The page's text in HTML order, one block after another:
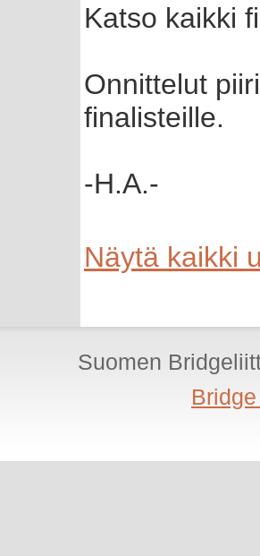
Katso kaikki
Onnittelut
finalisteille.
-H.A.-
Näytä kaikki
Suomen